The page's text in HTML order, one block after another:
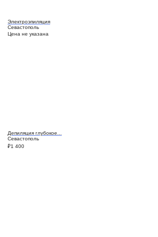
Электроэпиляция
Севастополь
Цена не указана
Депиляция глубокое...
Севастополь
₽1 400